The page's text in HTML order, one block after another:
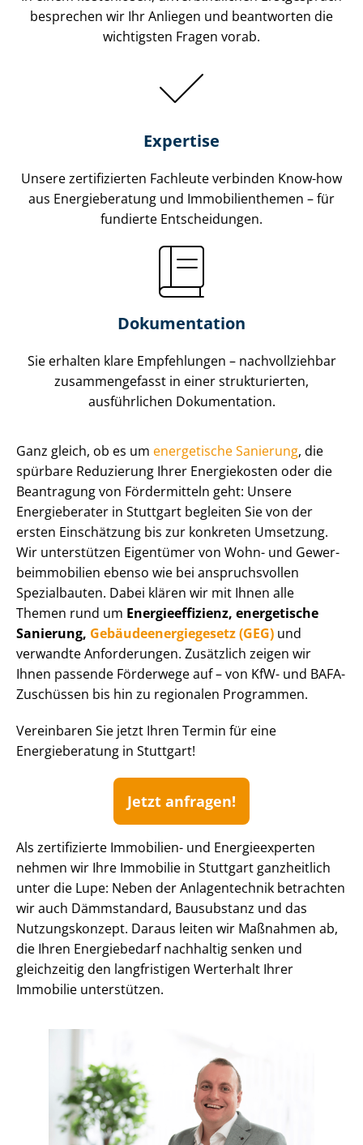
besprechen wir Ihr Anliegen und beantworten die
wichtigsten Fragen vorab.
Expertise
Unsere zertifizierten Fachleute verbinden Know-how
aus Energieberatung und Im­mo­bi­li­en­the­men – für
fundierte Entscheidungen.
Dokumentation
Sie erhalten klare Empfehlungen – nachvollziehbar
zusammengefasst in einer strukturierten,
ausführlichen Dokumentation.
Ganz gleich, ob es um energetische Sanierung, die
spürbare Reduzierung Ihrer Energiekosten oder die
Beantragung von Fördermitteln geht: Unsere
Energieberater in Stuttgart begleiten Sie von der
ersten Einschätzung bis zur konkreten Umsetzung.
Wir unterstützen Eigentümer von Wohn- und Ge­wer­
be­im­mo­bi­li­en ebenso wie bei anspruchsvollen
Spezialbauten. Dabei klären wir mit Ihnen alle
Themen rund um En­er­gie­ef­fi­zi­enz, energetische
Sanierung, Ge­bäu­de­en­er­gie­ge­setz (GEG) und
verwandte Anforderungen. Zusätzlich zeigen wir
Ihnen passende Förderwege auf – von KfW- und BAFA-
Zuschüssen bis hin zu regionalen Programmen.
Vereinbaren Sie jetzt Ihren Termin für eine
Energieberatung in Stuttgart!
Jetzt anfragen!
Als zertifizierte Immobilien- und Energieexperten
nehmen wir Ihre Immobilie in Stuttgart ganzheitlich
unter die Lupe: Neben der Anlagentechnik betrachten
wir auch Dämmstandard, Bausubstanz und das
Nutzungskonzept. Daraus leiten wir Maßnahmen ab,
die Ihren Energiebedarf nachhaltig senken und
gleichzeitig den langfristigen Werterhalt Ihrer
Immobilie unterstützen.